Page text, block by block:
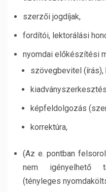
szerzői jogdíjak,
fordítói, lektorálási
nyomdai előkészítési
szövegbevitel
képfeldolgozás
korrektúra,
(Az e. pontban
nem igényelhető
(tényleges